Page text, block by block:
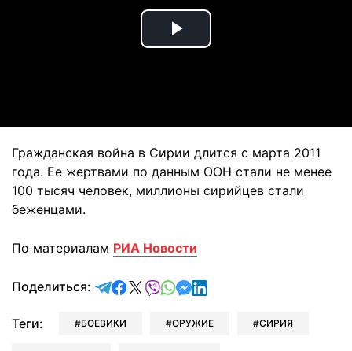
Play
Гражданская война в Сирии длится с марта 2011
года. Ее жертвами по данным ООН стали не менее
100 тысяч человек, миллионы сирийцев стали
беженцами.
По материалам РИА Новости
Поделиться: отправить в Telegram
поделиться в Facebook
поделиться в X
отправить в Viber
отправить в Whatsapp
отправить в Messenger
отправить в LinkedIn
Теги: БОЕВИКИ ОРУЖИЕ СИРИЯ